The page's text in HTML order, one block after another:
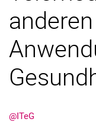
@ITeG